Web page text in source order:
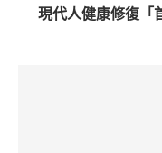
現代人健康修復